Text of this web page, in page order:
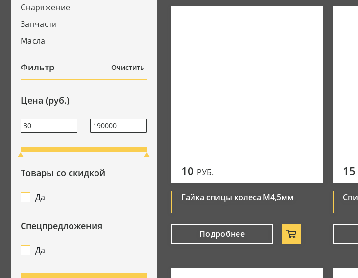
Снаряжение
Запчасти
Масла
Фильтр Очистить
Цена (руб.)
Товары со скидкой
Да
Спецпредложения
Да
Новинки
10 РУБ.
Гайка спицы колеса М4,5мм
Подробнее
15